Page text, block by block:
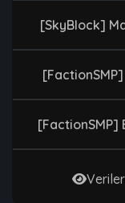
[SkyBlock]
[FactionSMP]